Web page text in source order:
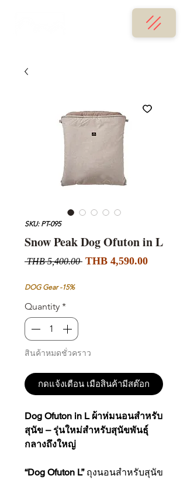
SKU: PT-095
Snow Peak Dog Ofuton in L
THB 5,400.00 Regular
THB 4,590.00Sale
DOG Gear -15%
Quantity *
สินค้าหมดชั่วคราว
กดแจ้งเตือน เมือสินค้ามีสต๊อก
Dog Ofuton in L ผ้าห่มนอนสำหรับ
สุนัข – รุ่นใหม่สำหรับสุนัขพันธุ์
กลางถึงใหญ่
“Dog Ofuton L”ถุงนอนสำหรับสุนัข